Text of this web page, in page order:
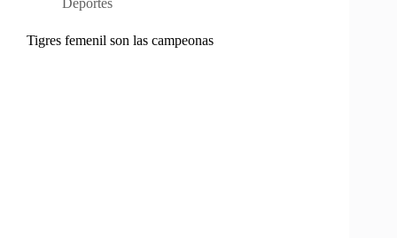
Tigres femenil son las campeonas